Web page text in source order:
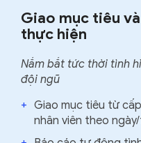
Giao mục tiêu
thực hiện
Nắm bắt tức thời tình
đội ngũ
+ Giao mục tiêu từ
nhân viên theo